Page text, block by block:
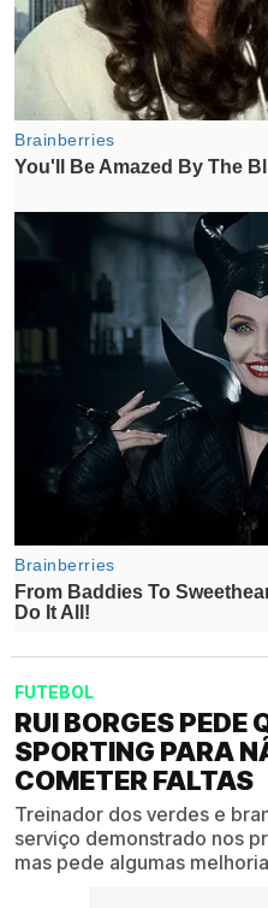
FUTEBOL
RUI BORGES PEDE
SPORTING PARA
COMETER FALTAS
Treinador dos verdes e
serviço demonstrado nos
mas pede algumas